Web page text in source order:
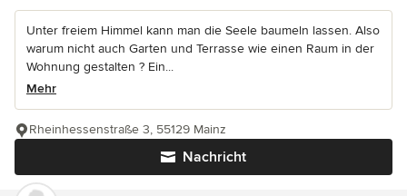
Unter freiem Himmel kann man die Seele baumeln lassen. Also
warum nicht auch Garten und Terrasse wie einen Raum in der
Wohnung gestalten ? Ein...
Mehr
Nachricht
Rheinhessenstraße 3, 55129 Mainz